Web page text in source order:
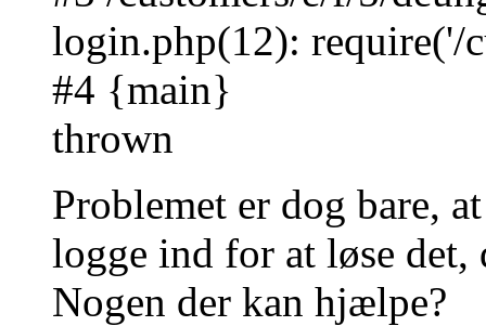
login.php(12): require('/
#4 {main}
thrown
Problemet er dog bare,
logge ind for at løse det,
Nogen der kan hjælpe?